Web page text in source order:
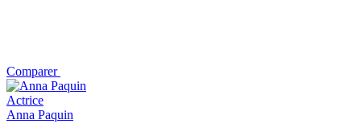
Comparer
Actrice
Anna Paquin